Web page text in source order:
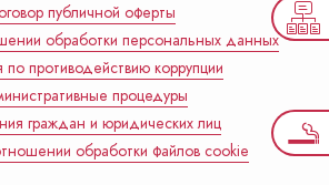
публичной оферты
обработки персональных данных
по противодействию коррупции
процедуры
граждан и юридических лиц
обработки файлов cookie